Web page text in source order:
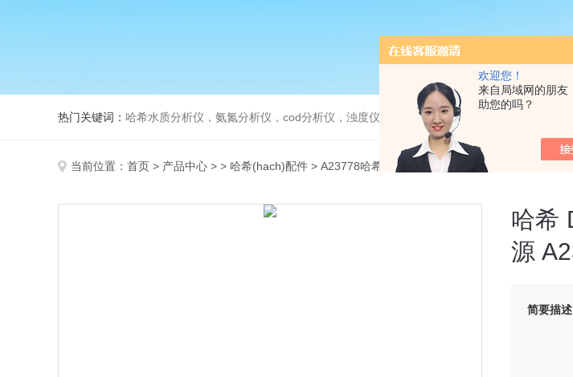
欢迎您！
来自局域网的朋友
助您的吗？
热门关键词： 哈希水质分析仪，氨氮分析仪，cod分析仪，浊度仪，bod分析仪，溶解氧分析仪
当前位置： 首页 > 产品中心 > > 哈希(hach)配件 > A23778哈希 DR5000 紫外可见分光光度计 钨灯 灯
哈希
源
简要描述